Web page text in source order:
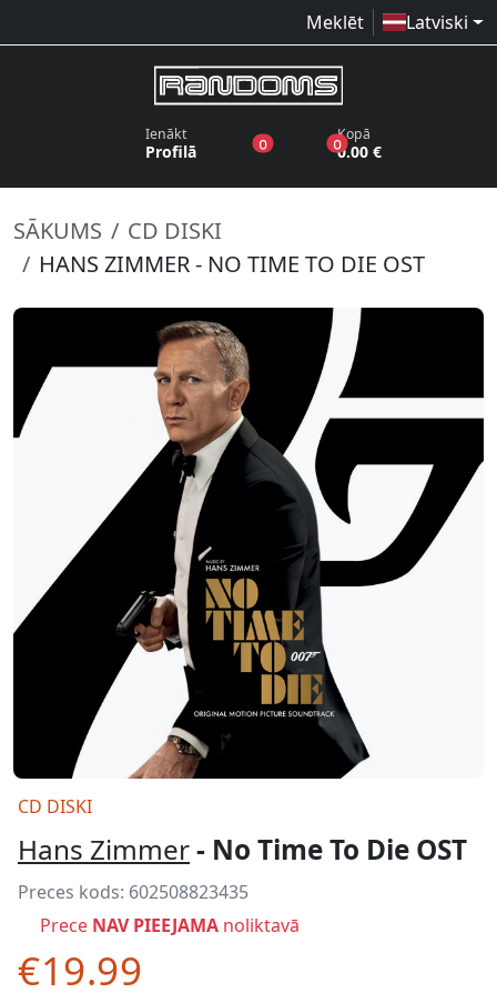
Meklēt Latviski
Ienākt
Profilā 0produkti vēlmju sarakstā
0produkti grozā
Kopā
0.00 €
SĀKUMS
CD DISKI
HANS ZIMMER - NO TIME TO DIE OST
CD DISKI
Hans Zimmer- No Time To Die OST
Preces kods: 602508823435
Prece NAV PIEEJAMA noliktavā
€19.99